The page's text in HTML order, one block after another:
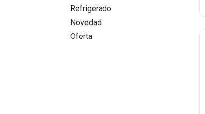
Refrigerado
Novedad
Oferta